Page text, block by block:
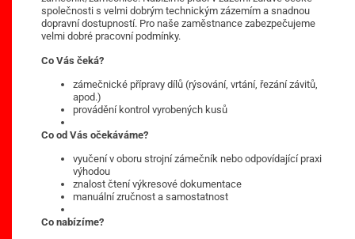
společnosti s velmi dobrým technickým zázemím a snadnou
dopravní dostupností. Pro naše zaměstnance zabezpečujeme
velmi dobré pracovní podmínky.
Co Vás čeká?
zámečnické přípravy dílů (rýsování, vrtání, řezání závitů,
apod.)
provádění kontrol vyrobených kusů
Co od Vás očekáváme?
vyučení v oboru strojní zámečník nebo odpovídající praxi
výhodou
znalost čtení výkresové dokumentace
manuální zručnost a samostatnost
Co nabízíme?